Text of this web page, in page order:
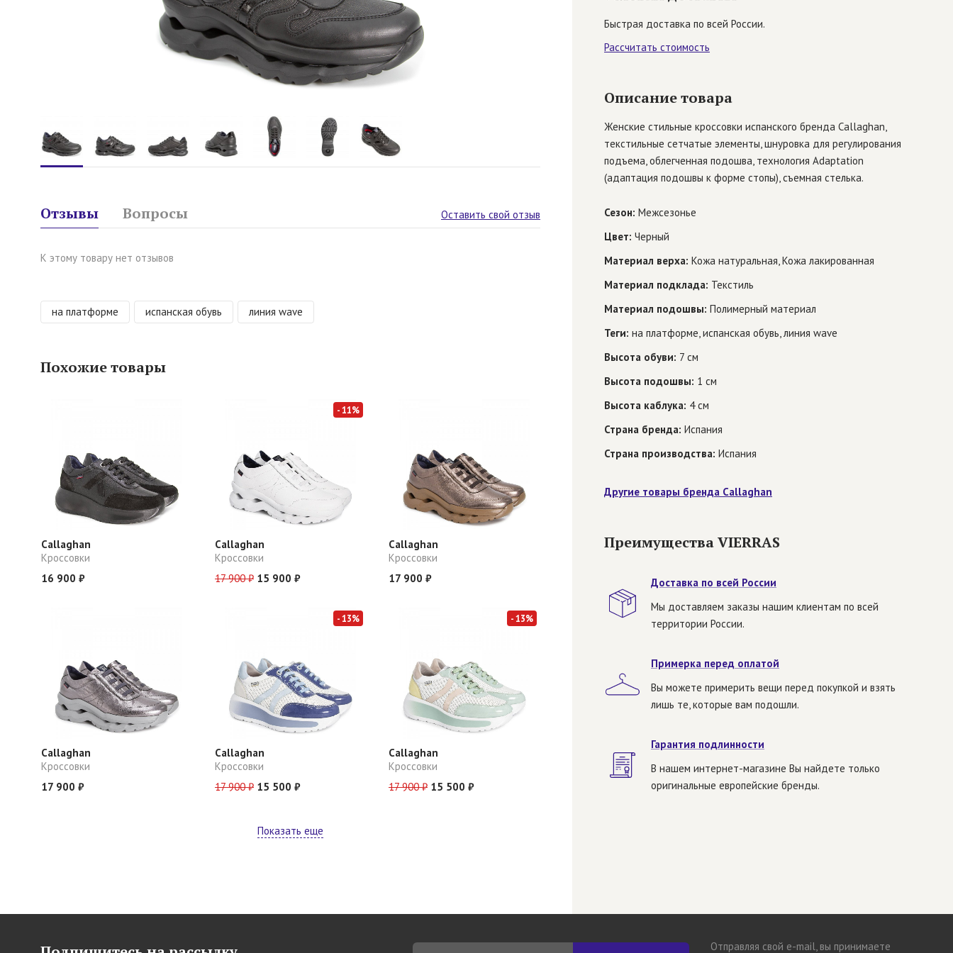
Отзывы Вопросы Оставить свой отзыв
К этому товару нет отзывов
на платформе испанская обувь линия wave
Похожие товары
Callaghan
Кроссовки
16 900 ₽
- 11%
Callaghan
Кроссовки
17 900 ₽ 15 900 ₽
Callaghan
Кроссовки
17 900 ₽
Callaghan
Кроссовки
17 900 ₽
- 13%
Callaghan
Кроссовки
17 900 ₽ 15 500 ₽
- 13%
Callaghan
Кроссовки
17 900 ₽ 15 500 ₽
Показать еще
Быстрая доставка по всей России.
Рассчитать стоимость
Описание товара
Женские стильные кроссовки испанского бренда Callaghan,
текстильные сетчатые элементы, шнуровка для регулирования
подъема, облегченная подошва, технология Adaptation
(адаптация подошвы к форме стопы), съемная стелька.
Сезон: Межсезонье
Цвет: Черный
Материал верха: Кожа натуральная, Кожа лакированная
Материал подклада: Текстиль
Материал подошвы: Полимерный материал
Теги: на платформе, испанская обувь, линия wave
Высота обуви: 7 см
Высота подошвы: 1 см
Высота каблука: 4 см
Страна бренда: Испания
Страна производства: Испания
Другие товары бренда Callaghan
Преимущества VIERRAS
Доставка по всей России
Мы доставляем заказы нашим клиентам по всей
территории России.
Примерка перед оплатой
Вы можете примерить вещи перед покупкой и взять
лишь те, которые вам подошли.
Гарантия подлинности
В нашем интернет-магазине Вы найдете только
оригинальные европейские бренды.
Отправляя свой e-mail, вы принимаете